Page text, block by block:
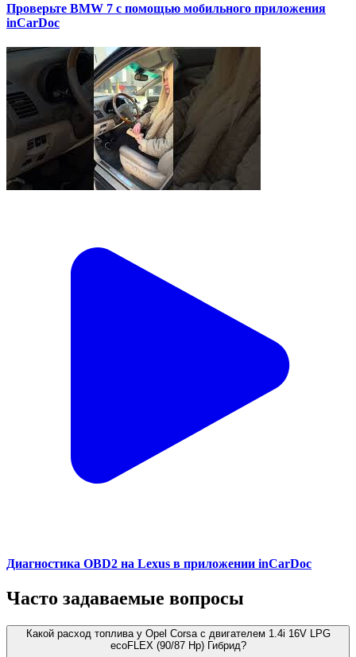
Проверьте BMW 7 с помощью мобильного приложения
inCarDoc
Диагностика OBD2 на Lexus в приложении inCarDoc
Часто задаваемые вопросы
Какой расход топлива у Opel Corsa с двигателем 1.4i 16V LPG
ecoFLEX (90/87 Hp) Гибрид?